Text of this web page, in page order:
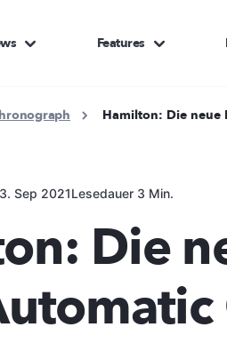
Features
Hamilton: Die neue
Sep 2021Lesedauer 3 Min.
Die